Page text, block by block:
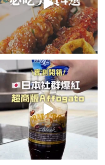
\🇯🇵日本爆紅!超商版Affogato
🍨☕️/
🏷️#吉推日本🇯🇵...
117 26